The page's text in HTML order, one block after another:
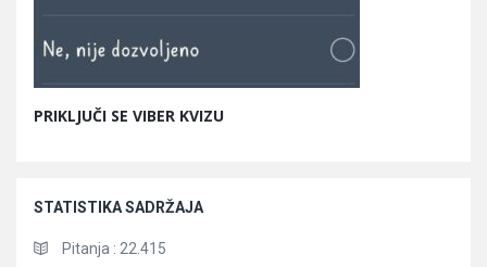
PRIKLJUČI SE VIBER KVIZU
STATISTIKA SADRŽAJA
Pitanja : 22.415